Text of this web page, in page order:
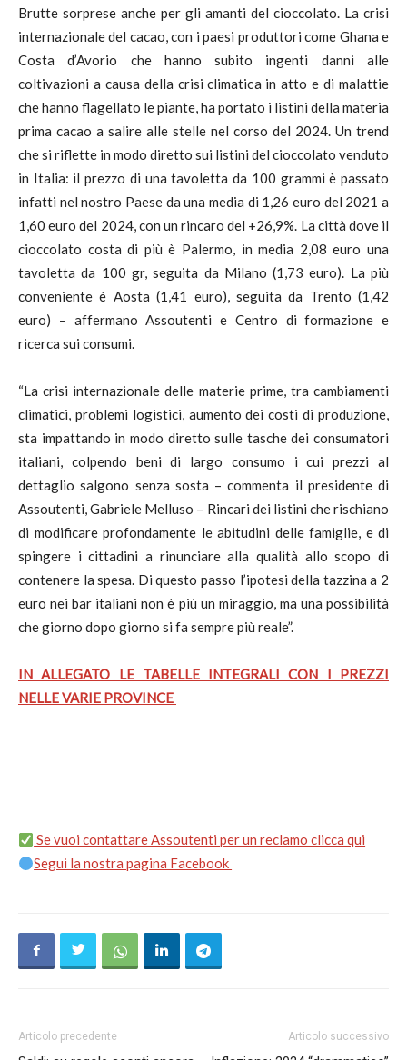
Brutte sorprese anche per gli amanti del cioccolato. La crisi
internazionale del cacao, con i paesi produttori come Ghana e
Costa d’Avorio che hanno subito ingenti danni alle
coltivazioni a causa della crisi climatica in atto e di malattie
che hanno flagellato le piante, ha portato i listini della materia
prima cacao a salire alle stelle nel corso del 2024. Un trend
che si riflette in modo diretto sui listini del cioccolato venduto
in Italia: il prezzo di una tavoletta da 100 grammi è passato
infatti nel nostro Paese da una media di 1,26 euro del 2021 a
1,60 euro del 2024, con un rincaro del +26,9%. La città dove il
cioccolato costa di più è Palermo, in media 2,08 euro una
tavoletta da 100 gr, seguita da Milano (1,73 euro). La più
conveniente è Aosta (1,41 euro), seguita da Trento (1,42
euro) – affermano Assoutenti e Centro di formazione e
ricerca sui consumi.
“La crisi internazionale delle materie prime, tra cambiamenti
climatici, problemi logistici, aumento dei costi di produzione,
sta impattando in modo diretto sulle tasche dei consumatori
italiani, colpendo beni di largo consumo i cui prezzi al
dettaglio salgono senza sosta – commenta il presidente di
Assoutenti, Gabriele Melluso – Rincari dei listini che rischiano
di modificare profondamente le abitudini delle famiglie, e di
spingere i cittadini a rinunciare alla qualità allo scopo di
contenere la spesa. Di questo passo l’ipotesi della tazzina a 2
euro nei bar italiani non è più un miraggio, ma una possibilità
che giorno dopo giorno si fa sempre più reale”.
IN ALLEGATO LE TABELLE INTEGRALI CON I PREZZI
NELLE VARIE PROVINCE
Se vuoi contattare Assoutenti per un reclamo clicca qui
Segui la nostra pagina Facebook
Articolo precedente Articolo successivo